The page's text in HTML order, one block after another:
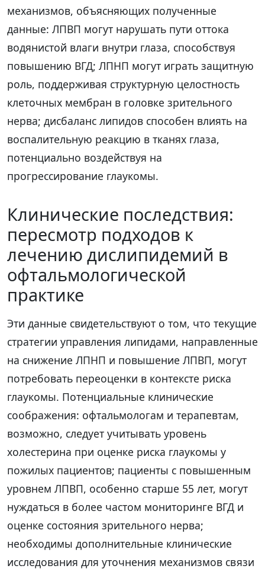
механизмов, объясняющих полученные
данные: ЛПВП могут нарушать пути оттока
водянистой влаги внутри глаза, способствуя
повышению ВГД; ЛПНП могут играть защитную
роль, поддерживая структурную целостность
клеточных мембран в головке зрительного
нерва; дисбаланс липидов способен влиять на
воспалительную реакцию в тканях глаза,
потенциально воздействуя на
прогрессирование глаукомы.
Клинические последствия:
пересмотр подходов к
лечению дислипидемий в
офтальмологической
практике
Эти данные свидетельствуют о том, что текущие
стратегии управления липидами, направленные
на снижение ЛПНП и повышение ЛПВП, могут
потребовать переоценки в контексте риска
глаукомы. Потенциальные клинические
соображения: офтальмологам и терапевтам,
возможно, следует учитывать уровень
холестерина при оценке риска глаукомы у
пожилых пациентов; пациенты с повышенным
уровнем ЛПВП, особенно старше 55 лет, могут
нуждаться в более частом мониторинге ВГД и
оценке состояния зрительного нерва;
необходимы дополнительные клинические
исследования для уточнения механизмов связи